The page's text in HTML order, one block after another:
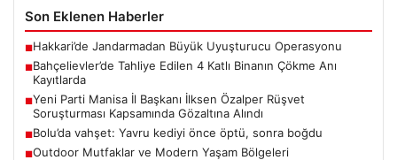
Son Eklenen Haberler
■Hakkari’de Jandarmadan Büyük Uyuşturucu Operasyonu
■Bahçelievler’de Tahliye Edilen 4 Katlı Binanın Çökme Anı
Kayıtlarda
■Yeni Parti Manisa İl Başkanı İlksen Özalper Rüşvet
Soruşturması Kapsamında Gözaltına Alındı
■Bolu’da vahşet: Yavru kediyi önce öptü, sonra boğdu
■Outdoor Mutfaklar ve Modern Yaşam Bölgeleri